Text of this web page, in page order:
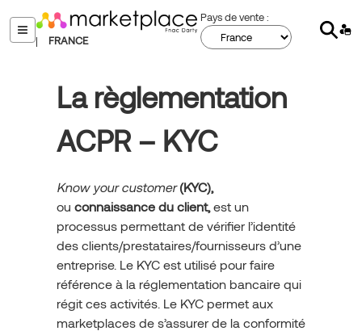
au
contenu
menu
| FRANCE
Pays de vente :
La règlementation
ACPR – KYC
Know your customer(KYC),
ou connaissance du client, est un
processus permettant de vérifier l’identité
des clients/prestataires/fournisseurs d’une
entreprise. Le KYC est utilisé pour faire
référence à la réglementation bancaire qui
régit ces activités. Le KYC permet aux
marketplaces de s’assurer de la conformité